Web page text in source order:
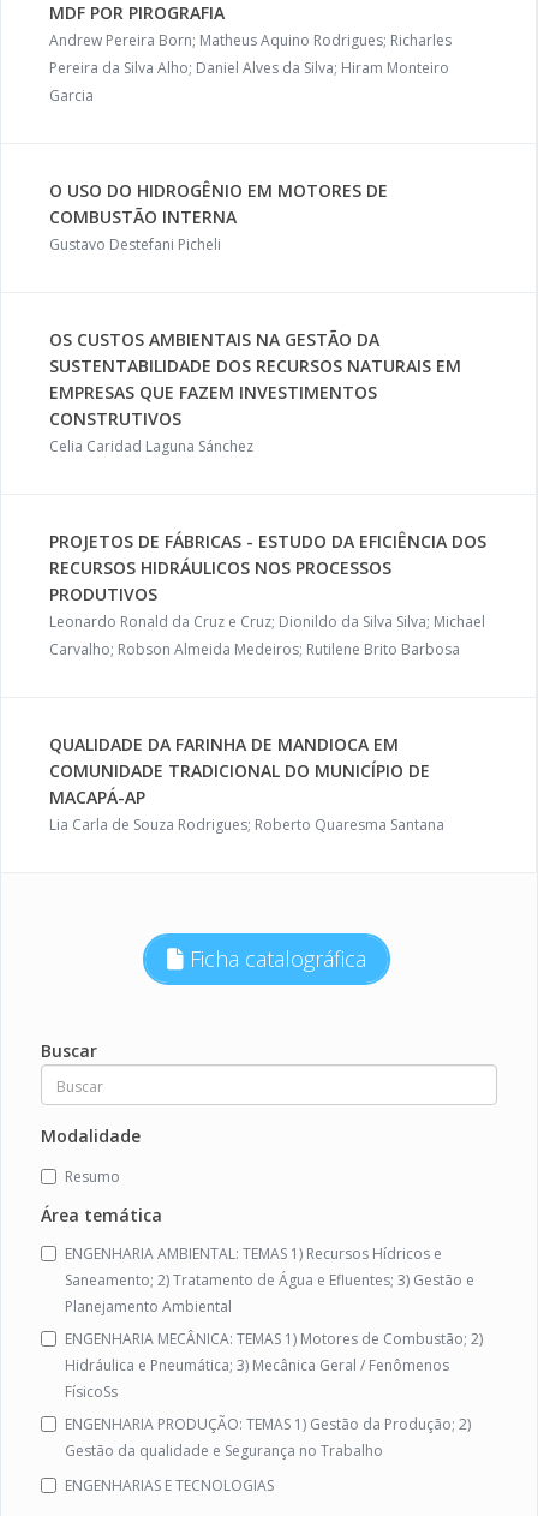
MDF POR PIROGRAFIA
Andrew Pereira Born; Matheus Aquino Rodrigues; Richarles
Pereira da Silva Alho; Daniel Alves da Silva; Hiram Monteiro
Garcia
O USO DO HIDROGÊNIO EM MOTORES DE
COMBUSTÃO INTERNA
Gustavo Destefani Picheli
OS CUSTOS AMBIENTAIS NA GESTÃO DA
SUSTENTABILIDADE DOS RECURSOS NATURAIS EM
EMPRESAS QUE FAZEM INVESTIMENTOS
CONSTRUTIVOS
Celia Caridad Laguna Sánchez
PROJETOS DE FÁBRICAS - ESTUDO DA EFICIÊNCIA DOS
RECURSOS HIDRÁULICOS NOS PROCESSOS
PRODUTIVOS
Leonardo Ronald da Cruz e Cruz; Dionildo da Silva Silva; Michael
Carvalho; Robson Almeida Medeiros; Rutilene Brito Barbosa
QUALIDADE DA FARINHA DE MANDIOCA EM
COMUNIDADE TRADICIONAL DO MUNICÍPIO DE
MACAPÁ-AP
Lia Carla de Souza Rodrigues; Roberto Quaresma Santana
Ficha catalográfica
Buscar
Modalidade
Resumo
Área temática
ENGENHARIA AMBIENTAL: TEMAS 1) Recursos Hídricos e
Saneamento; 2) Tratamento de Água e Efluentes; 3) Gestão e
Planejamento Ambiental
ENGENHARIA MECÂNICA: TEMAS 1) Motores de Combustão; 2)
Hidráulica e Pneumática; 3) Mecânica Geral / Fenômenos
FísicoSs
ENGENHARIA PRODUÇÃO: TEMAS 1) Gestão da Produção; 2)
Gestão da qualidade e Segurança no Trabalho
ENGENHARIAS E TECNOLOGIAS